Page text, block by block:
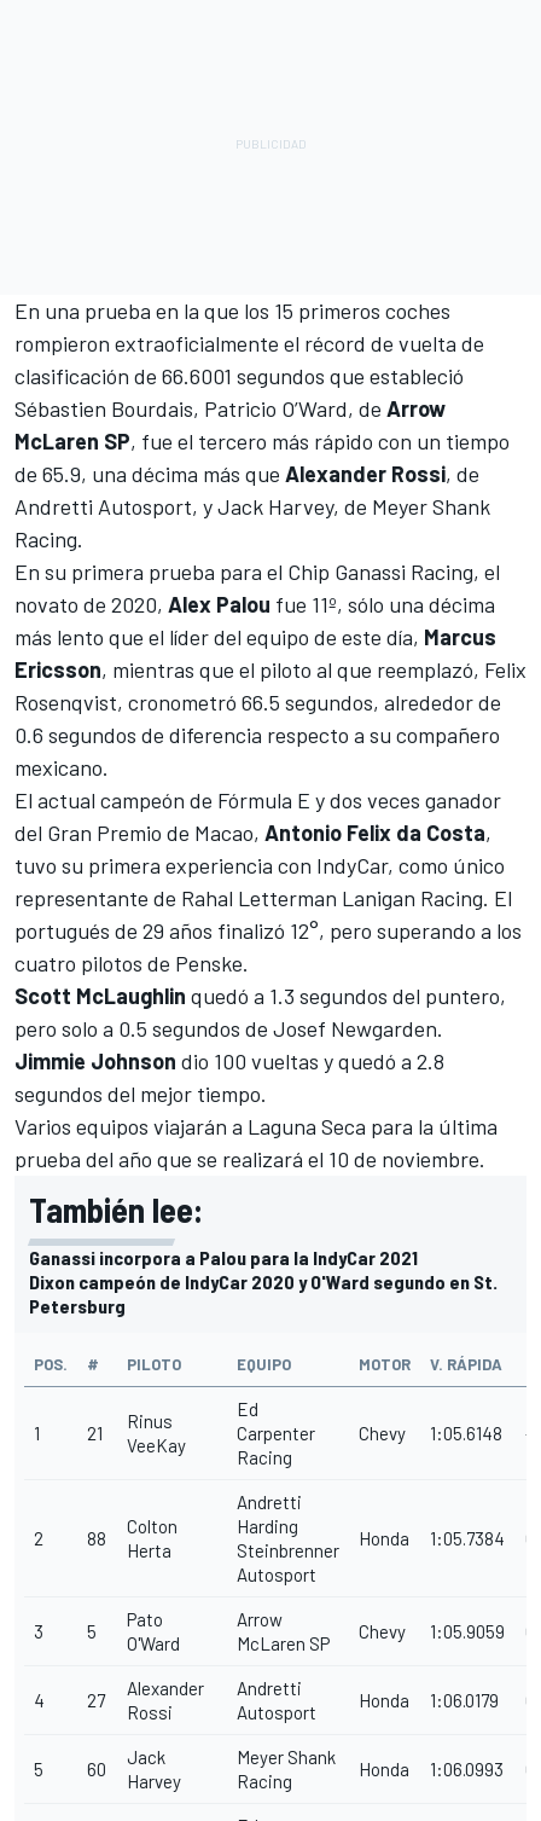
En una prueba en la que los 15 primeros coches
rompieron extraoficialmente el récord de vuelta de
clasificación de 66.6001 segundos que estableció
Sébastien Bourdais, Patricio O’Ward, de Arrow
McLaren SP, fue el tercero más rápido con un tiempo
de 65.9, una décima más que Alexander Rossi, de
Andretti Autosport, y Jack Harvey, de Meyer Shank
Racing.
En su primera prueba para el Chip Ganassi Racing, el
novato de 2020, Alex Palou fue 11º, sólo una décima
más lento que el líder del equipo de este día, Marcus
Ericsson, mientras que el piloto al que reemplazó, Felix
Rosenqvist, cronometró 66.5 segundos, alrededor de
0.6 segundos de diferencia respecto a su compañero
mexicano.
El actual campeón de Fórmula E y dos veces ganador
del Gran Premio de Macao, Antonio Felix da Costa,
tuvo su primera experiencia con IndyCar, como único
representante de Rahal Letterman Lanigan Racing. El
portugués de 29 años finalizó 12°, pero superando a los
cuatro pilotos de Penske.
Scott McLaughlin quedó a 1.3 segundos del puntero,
pero solo a 0.5 segundos de Josef Newgarden.
Jimmie Johnson dio 100 vueltas y quedó a 2.8
segundos del mejor tiempo.
Varios equipos viajarán a Laguna Seca para la última
prueba del año que se realizará el 10 de noviembre.
También lee:
Ganassi incorpora a Palou para la IndyCar 2021
Dixon campeón de IndyCar 2020 y O'Ward segundo en St.
Petersburg
POS. # PILOTO EQUIPO MOTOR V. RÁPIDA
1 21
Rinus
VeeKay
Ed
Carpenter
Racing
Chevy 1:05.6148 -
2 88
Colton
Herta
Andretti
Harding
Steinbrenner
Autosport
Honda 1:05.7384
3 5
Pato
O'Ward
Arrow
McLaren SP
Chevy 1:05.9059
4 27
Alexander
Rossi
Andretti
Autosport
Honda 1:06.0179
5 60
Jack
Harvey
Meyer Shank
Racing
Honda 1:06.0993